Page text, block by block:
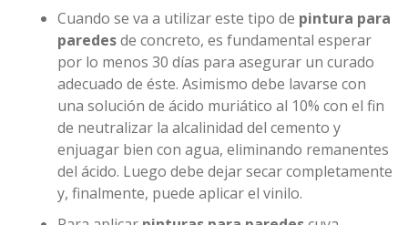
Cuando se va a utilizar este tipo de pintura para
paredesde concreto, es fundamental esperar
por lo menos 30 días para asegurar un curado
adecuado de éste. Asimismo debe lavarse con
una solución de ácido muriático al 10% con el fin
de neutralizar la alcalinidad del cemento y
enjuagar bien con agua, eliminando remanentes
del ácido. Luego debe dejar secar completamente
y, finalmente, puede aplicar el vinilo.